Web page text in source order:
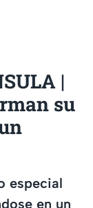
|
su
especial
en un